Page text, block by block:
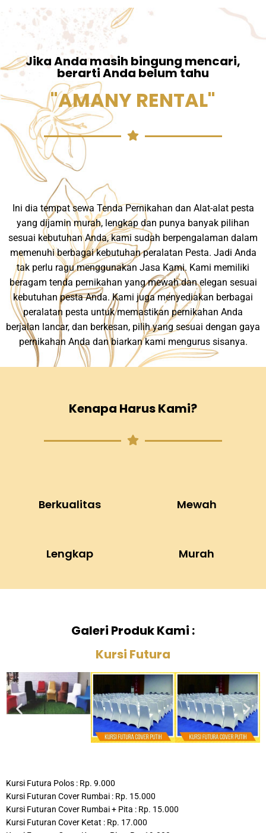
Jika Anda masih bingung mencari,
berarti Anda belum tahu
"AMANY RENTAL"
Ini dia tempat sewa Tenda Pernikahan dan Alat-alat pesta
yang dijamin murah, lengkap dan punya banyak pilihan
sesuai kebutuhan Anda, kami sudah berpengalaman dalam
memenuhi berbagai kebutuhan peralatan Pesta. Jadi Anda
tak perlu ragu menggunakan Jasa Kami. Kami memiliki
beragam tenda pernikahan yang mewah dan elegan sesuai
kebutuhan pesta Anda. Kami juga menyediakan berbagai
peralatan pesta untuk memastikan pernikahan Anda
berjalan lancar, dan berkesan, pilih yang sesuai dengan gaya
pernikahan Anda dan biarkan kami mengurus sisanya.
Kenapa Harus Kami?
Berkualitas Mewah
Lengkap Murah
Galeri Produk Kami :
Kursi Futura
Kursi Futura Polos : Rp. 9.000
Kursi Futuran Cover Rumbai : Rp. 15.000
Kursi Futuran Cover Rumbai + Pita : Rp. 15.000
Kursi Futuran Cover Ketat : Rp. 17.000